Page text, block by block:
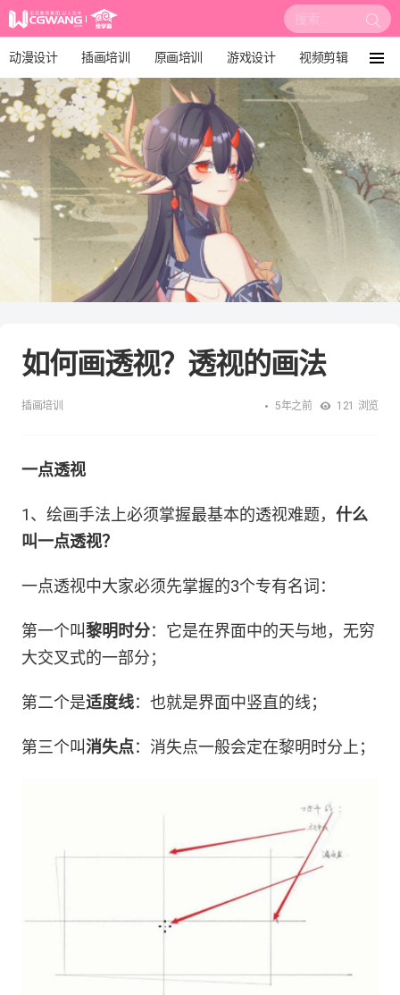
搜
索:
动漫设计 插画培训 原画培训 游戏设计 视频剪辑
影视后期 3D建模 培训课程 动画设计
漫画设计 绘画教程 板绘培训
单
如何画透视？透视的画法
插画培训 5年之前 121 浏览
一点透视
1、绘画手法上必须掌握最基本的透视难题， 什么
叫一点透视？
一点透视中大家必须先掌握的3个专有名词：
第一个叫黎明时分：它是在界面中的天与地，无穷
大交叉式的一部分；
第二个是适度线：也就是界面中竖直的线；
第三个叫消失点：消失点一般会定在黎明时分上；